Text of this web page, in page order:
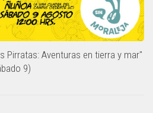
Pirratas: Aventuras en tierra y mar"
9)